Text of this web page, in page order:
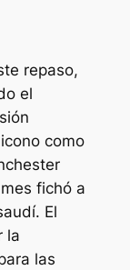
repaso,
el
como
fichó a
El
la
las